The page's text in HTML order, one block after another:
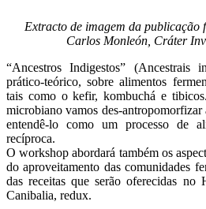
Extracto de imagem da publicação
Carlos Monleón, Cráter
“Ancestros Indigestos” (Ancestrais
prático-teórico, sobre alimentos
tais como o kefir, kombuchá e
microbiano vamos des-antropomorfizar
entendê-lo como um processo de
recíproca.
O workshop abordará também os
do aproveitamento das comunidades
das receitas que serão oferecidas no
Canibalia, redux.